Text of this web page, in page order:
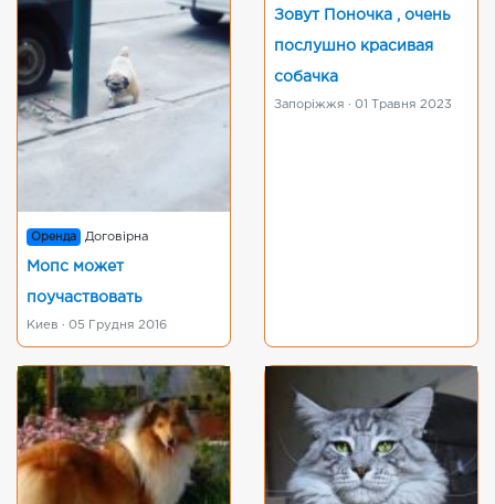
Оренда Договірна
Мопс может
поучаствовать
Киев · 05 Грудня 2016
Зовут Поночка , очень
послушно красивая
собачка
Запоріжжя · 01 Травня 2023